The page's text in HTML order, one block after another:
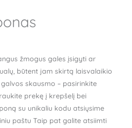
žmogus gales įsigyti ar
būtent jam skirtą laisvalaikio
skausmo – pasirinkite
prekę į krepšelį bei
su unikaliu kodu atsiųsime
paštu Taip pat galite atsiimti